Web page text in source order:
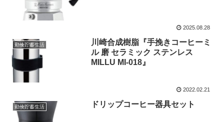
2025.08.28
勤倹貯蓄生活
川崎合成樹脂『手挽きコーヒーミ
ル 磨 セラミック ステンレス
MILLU MI-018』
2022.02.21
勤倹貯蓄生活 ドリップコーヒー器具セット